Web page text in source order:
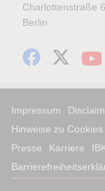
Charlottenstraße
Berlin
Impressum
Hinweise zu Cookies
Presse
Karriere